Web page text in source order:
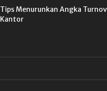
Tips Menurunkan Angka
Kantor